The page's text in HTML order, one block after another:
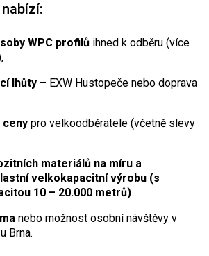
WPC profilů ihned k odběru (více
lhůty – EXW Hustopeče nebo doprava
ceny pro velkoodběratele (včetně slevy
materiálů na míru a
velkokapacitní výrobu (s
10 – 20.000 metrů)
nebo možnost osobní návštěvy v
Brna.